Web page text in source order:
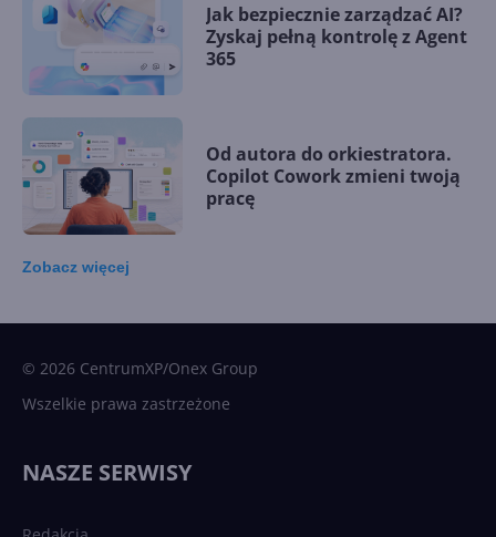
Jak bezpiecznie zarządzać AI?
Zyskaj pełną kontrolę z Agent
365
Od autora do orkiestratora.
Copilot Cowork zmieni twoją
pracę
Zobacz więcej
© 2026 CentrumXP/Onex Group
Wszelkie prawa zastrzeżone
NASZE SERWISY